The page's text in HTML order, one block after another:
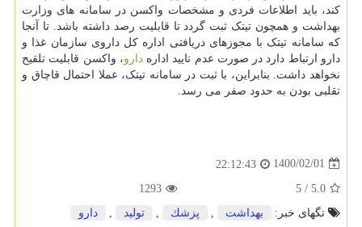
کند، باید اطلاعات فردی و مشخصات واکسن در سامانه های وزارت
بهداشت و همچون تیتک ثبت گردد تا قابلیت رصد داشته باشد. تا آنجا
که سامانه تیتک با مجوزهای دریافتی اداره کل داروی سازمان غذا و
دارو ارتباط دارد در صورت عدم تایید ادارهدارو، واکسن قابلیت تلقیح
نخواهد داشت. بنابراین، با ثبت در سامانه تیتک، عملا احتمال قاچاق و
تقلبی بودن به حدود صفر می رسد.
1400/02/01
22:12:43
5.0
/
5
1293
تگهای خبر:
بهداشت پزشك تولید دارو